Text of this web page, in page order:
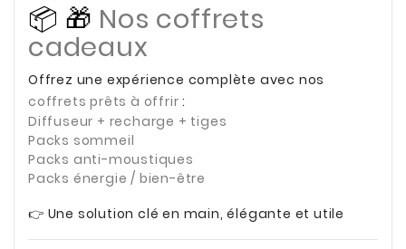
📦 🎁 Nos coffrets
cadeaux
Offrez une expérience complète avec nos
coffrets prêts à offrir :
Diffuseur + recharge + tiges
Packs sommeil
Packs anti-moustiques
Packs énergie / bien-être
👉 Une solution clé en main, élégante et utile